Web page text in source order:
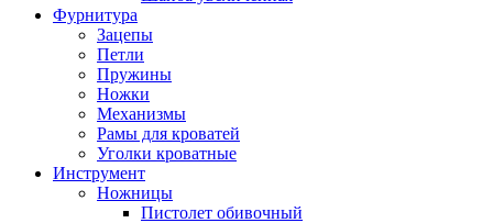
Фурнитура
Зацепы
Петли
Пружины
Ножки
Механизмы
Рамы для кроватей
Уголки кроватные
Инструмент
Ножницы
Пистолет обивочный